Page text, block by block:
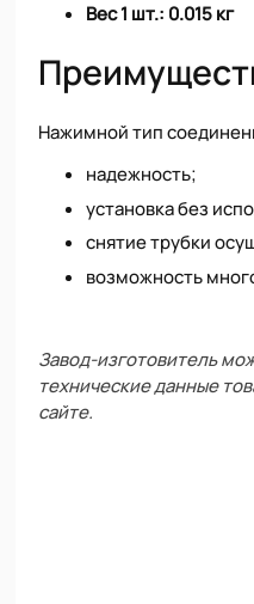
Вес 1 шт.: 0.015 кг
Нажимной тип
надежность;
установка без
снятие трубки
возможность
Завод-изготовитель
технические данные
сайте.